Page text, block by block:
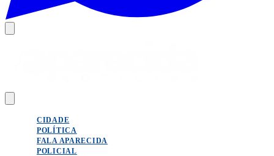
CIDADE
POLÍTICA
FALA APARECIDA
POLICIAL